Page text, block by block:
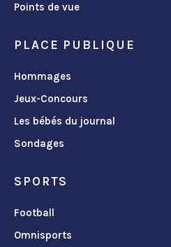
Points de vue
PLACE PUBLIQUE
Hommages
Jeux-Concours
Les bébés du journal
Sondages
SPORTS
Football
Omnisports